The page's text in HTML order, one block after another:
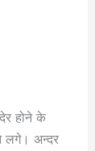
होने के
लगे। अन्दर